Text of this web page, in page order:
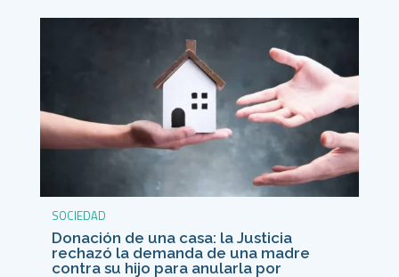
SOCIEDAD
Donación de una casa: la Justicia
rechazó la demanda de una madre
contra su hijo para anularla por